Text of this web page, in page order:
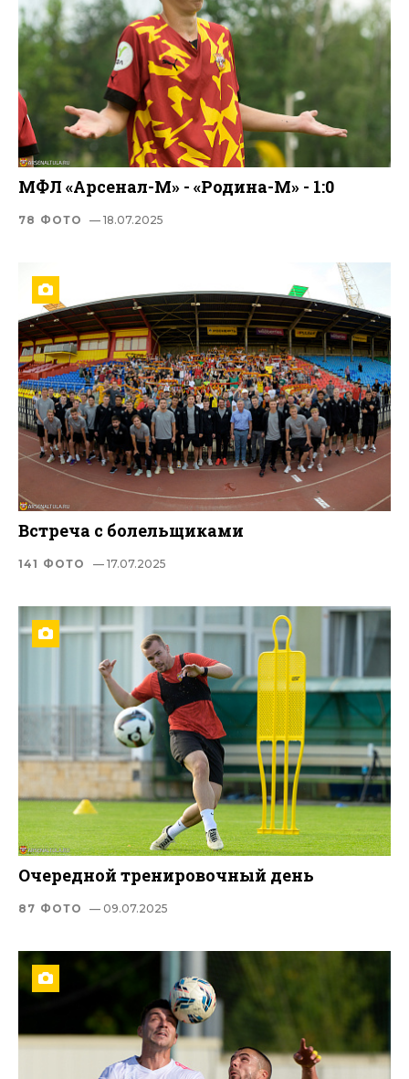
МФЛ «Арсенал-М» - «Родина-М» - 1:0
78 ФОТО — 18.07.2025
Встреча с болельщиками
141 ФОТО — 17.07.2025
Очередной тренировочный день
87 ФОТО — 09.07.2025